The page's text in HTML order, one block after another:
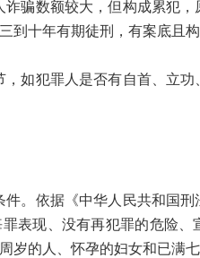
数额较大，但构成累犯，
到十年有期徒刑，有案底且
犯罪人是否有自首、立功
依据《中华人民共和国刑
表现、没有再犯罪的危险
岁的人、怀孕的妇女和已满